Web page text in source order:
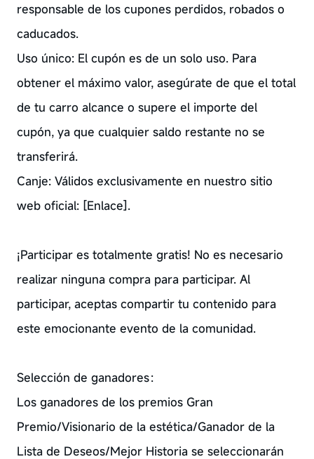
responsable de los cupones perdidos, robados o
caducados.
Uso único: El cupón es de un solo uso. Para
obtener el máximo valor, asegúrate de que el total
de tu carro alcance o supere el importe del
cupón, ya que cualquier saldo restante no se
transferirá.
Canje: Válidos exclusivamente en nuestro sitio
web oficial: [Enlace].
¡Participar es totalmente gratis! No es necesario
realizar ninguna compra para participar. Al
participar, aceptas compartir tu contenido para
este emocionante evento de la comunidad.
Selección de ganadores：
Los ganadores de los premios Gran
Premio/Visionario de la estética/Ganador de la
Lista de Deseos/Mejor Historia se seleccionarán